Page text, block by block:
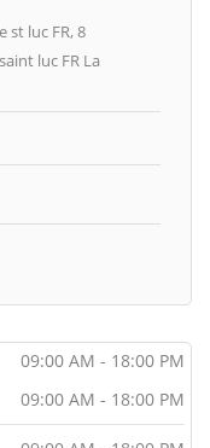
st luc FR, 8
luc FR La
09:00 AM - 18:00 PM
09:00 AM - 18:00 PM